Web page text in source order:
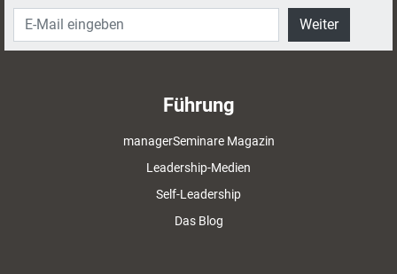
Weiter
Führung
managerSeminare Magazin
Leadership-Medien
Self-Leadership
Das Blog